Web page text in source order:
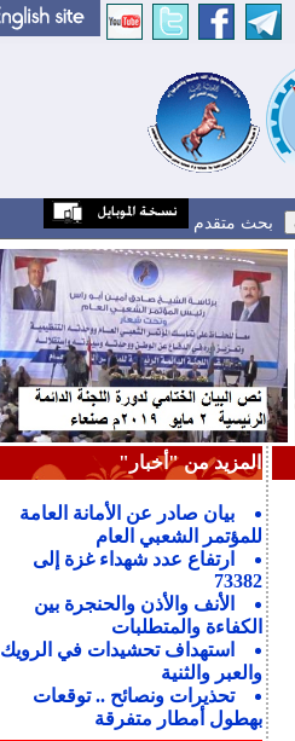
بحث متقدم
المزيد من "أخبار"
بيان صادر عن الأمانة العامة
للمؤتمر الشعبي العام
ارتفاع عدد شهداء غزة إلى
73382
الأنف والأذن والحنجرة بين
الكفاءة والمتطلبات
استهداف تحشيدات في الرويك
والعبر والثنية
تحذيرات ونصائح .. توقعات
بهطول أمطار متفرقة